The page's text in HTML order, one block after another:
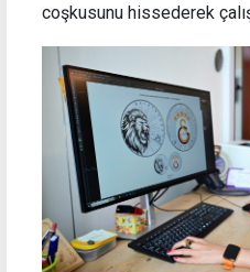
coşkusunu hissederek